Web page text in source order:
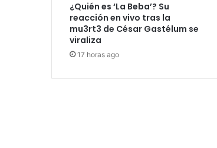
¿Quién es ‘La Beba’? Su
reacción en vivo tras la
mu3rt3 de César Gastélum se
viraliza
17 horas ago